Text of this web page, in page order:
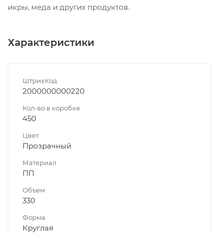
икры, меда и других продуктов.
Характеристики
ШтрихКод
2000000000220
Кол-во в коробке
450
Цвет
Прозрачный
Материал
ПП
Объем
330
Форма
Круглая